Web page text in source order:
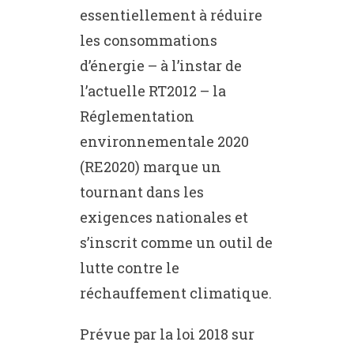
essentiellement à réduire
les consommations
d’énergie – à l’instar de
l’actuelle RT2012 – la
Réglementation
environnementale 2020
(RE2020) marque un
tournant dans les
exigences nationales et
s’inscrit comme un outil de
lutte contre le
réchauffement climatique.
Prévue par la loi 2018 sur